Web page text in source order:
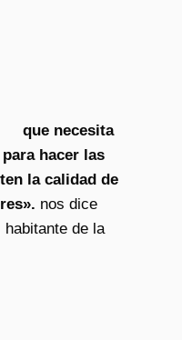
que necesita
hacer las
la calidad de
nos dice
de la